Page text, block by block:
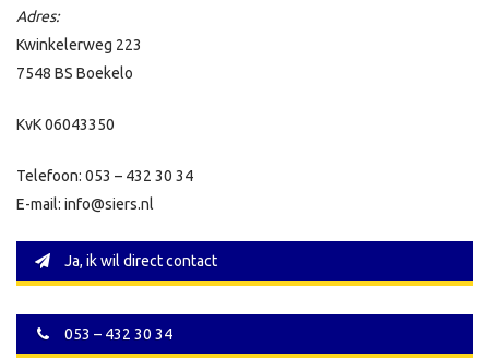
Adres:
Kwinkelerweg 223
7548 BS Boekelo
KvK 06043350
Telefoon: 053 – 432 30 34
E-mail: info@siers.nl
Ja, ik wil direct contact
053 – 432 30 34